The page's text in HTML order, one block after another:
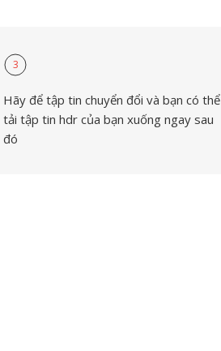
3
Hãy để tập tin chuyển đổi và bạn có thể
tải tập tin hdr của bạn xuống ngay sau
đó